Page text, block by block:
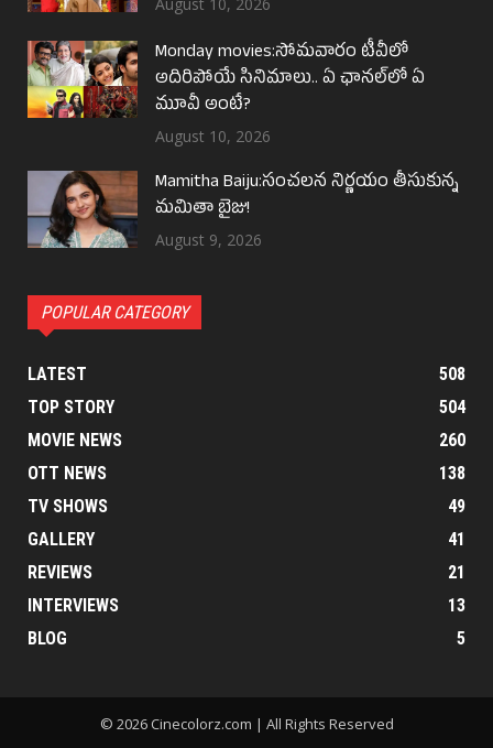
Monday movies:సోమవారం టీవీలో
అదిరిపోయే సినిమాలు.. ఏ ఛానల్‌లో ఏ
మూవీ అంటే?
August 10, 2026
Mamitha Baiju:సంచలన నిర్ణయం తీసుకున్న
మమితా బైజు!
August 9, 2026
POPULAR CATEGORY
LATEST
508
TOP STORY
504
MOVIE NEWS
260
OTT NEWS
138
TV SHOWS
49
GALLERY
41
REVIEWS
21
INTERVIEWS
13
BLOG
5
© 2026 Cinecolorz.com | All Rights Reserved